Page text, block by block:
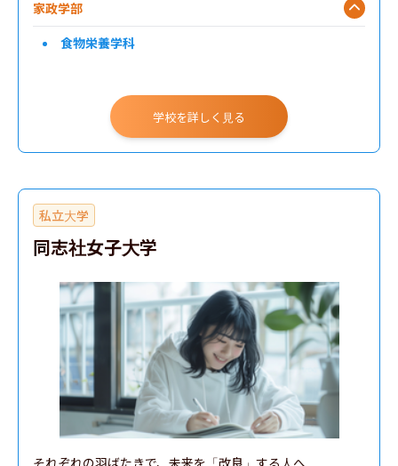
家政学部
食物栄養学科
学校を詳しく見る
私立大学
同志社女子大学
それぞれの羽ばたきで、未来を「改良」する人へ